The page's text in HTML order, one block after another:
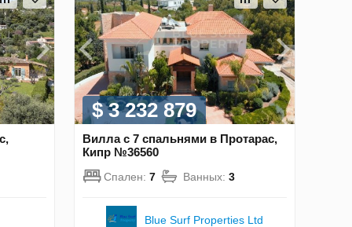
$ 3 232 879
Вилла с 7 спальнями в Протарас,
Кипр №36560
Спален: 7 Ванных: 3
Blue Surf Properties Ltd